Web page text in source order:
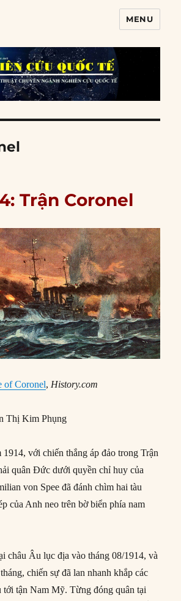
MENU
Trận Coronel
of Coronel,History.com
Thị Kim Phụng
1914, với chiến thắng áp đảo trong Trận
quân Đức dưới quyền chỉ huy của
von Spee đã đánh chìm hai tàu
của Anh neo trên bờ biển phía nam
châu Âu lục địa vào tháng 08/1914, và
chiến sự đã lan nhanh khắp các
tới tận Nam Mỹ. Từng đóng quân tại